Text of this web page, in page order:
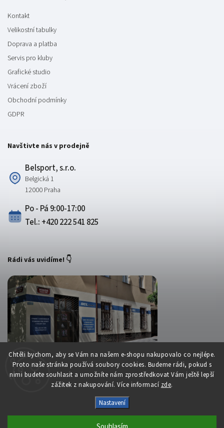
Chtěli bychom, aby se Vám na našem e-shopu nakupovalo co nejlépe.
Proto naše stránka používá soubory cookies. Budeme rádi, pokud s
nimi budete souhlasit a umožníte nám zprostředkovat Vám ještě lepší
zážitek z nakupování. Více informací zde.
Nastavení
Kontakt
Velikostní tabulky
Doprava a platba
Servis pro kluby
Grafické studio
Vrácení zboží
Obchodní podmínky
GDPR
Navštivte nás v prodejně
Belsport, s.r.o.
Belgická 1
12000 Praha
Po - Pá 9:00-17:00
Tel.: +420 222 541 825
Rádi vás uvidíme! 👇
Belsport.cz. Všechna práva vyhrazena.
Upravit nastavení cookies
Shoptet | DesignShoptak.cz